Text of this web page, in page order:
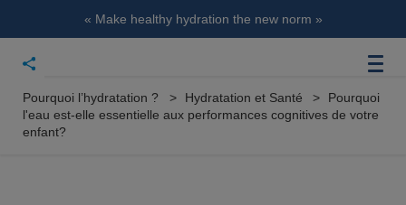
« Make healthy hydration the new norm »
Pourquoi l’hydratation ? Hydratation et Santé
Pourquoi
l'eau est-elle essentielle aux performances cognitives de votre
enfant?